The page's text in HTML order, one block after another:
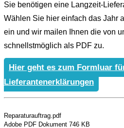
Sie benötigen eine Langzeit-
Wählen Sie hier einfach das Jahr
ein und wir mailen Ihnen die von
schnellstmöglich als PDF zu.
Hier geht es zum Formluar
Lieferantenerklärungen
Reparaturauftrag.pdf
Adobe PDF Dokument 746 KB